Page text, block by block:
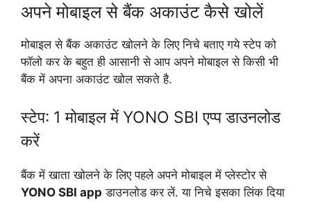
अपने मोबाइल से बैंक अकाउंट कैसे खोलें
मोबाइल से बैंक अकाउंट खोलने के लिए निचे बताए गये स्टेप को
फॉलो कर के बहुत ही आसानी से आप अपने मोबाइल से किसी भी
बैंक में अपना अकाउंट खोल सकते है.
स्टेप: 1 मोबाइल में YONO SBI एप्प डाउनलोड
करें
बैंक में खाता खोलने के लिए पहले अपने मोबाइल में प्लेस्टोर से
YONO SBI app डाउनलोड कर लें. या निचे इसका लिंक दिया